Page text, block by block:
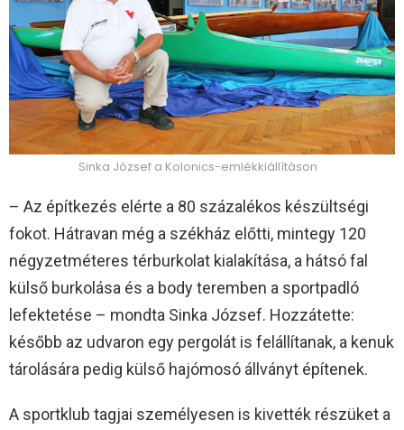
Sinka József a Kolonics-emlékkiállításon
– Az építkezés elérte a 80 százalékos készültségi
fokot. Hátravan még a székház előtti, mintegy 120
négyzetméteres térburkolat kialakítása, a hátsó fal
külső burkolása és a body teremben a sportpadló
lefektetése – mondta Sinka József. Hozzátette:
később az udvaron egy pergolát is felállítanak, a kenuk
tárolására pedig külső hajómosó állványt építenek.
A sportklub tagjai személyesen is kivették részüket a